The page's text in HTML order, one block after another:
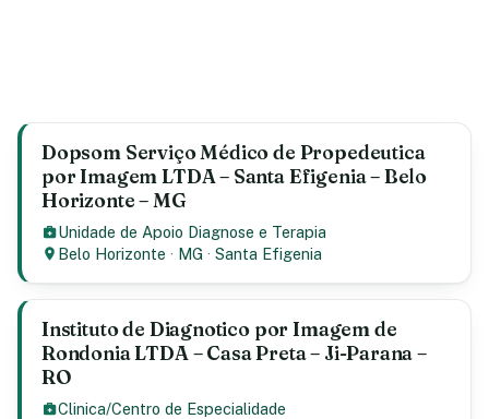
Dopsom Serviço Médico de Propedeutica
por Imagem LTDA – Santa Efigenia – Belo
Horizonte – MG
Unidade de Apoio Diagnose e Terapia
Belo Horizonte · MG ·Santa Efigenia
Instituto de Diagnotico por Imagem de
Rondonia LTDA – Casa Preta – Ji-Parana –
RO
Clinica/Centro de Especialidade